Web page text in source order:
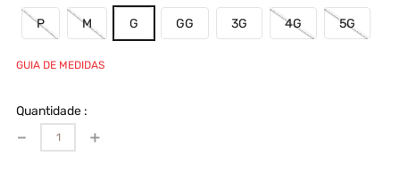
P M G GG 3G 4G 5G
GUIA DE MEDIDAS
Quantidade
＋
－